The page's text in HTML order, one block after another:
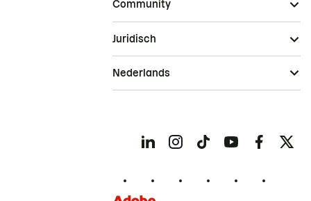
Community
Juridisch
Nederlands